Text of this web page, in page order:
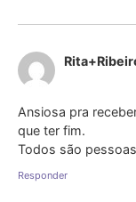
Ansiosa pra
que ter fim.
Todos são
Responder